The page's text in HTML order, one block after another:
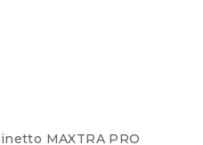
MAXTRA PRO